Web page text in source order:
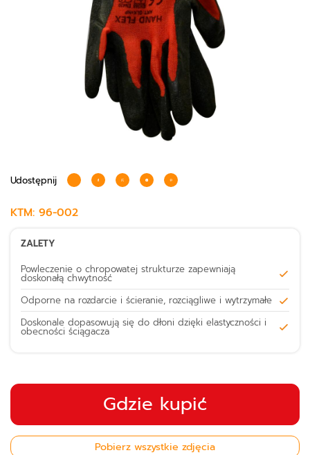
Udostępnij
KTM: 96-002
ZALETY
Powleczenie o chropowatej strukturze zapewniają
doskonałą chwytność
Odporne na rozdarcie i ścieranie, rozciągliwe i wytrzymałe
Doskonale dopasowują się do dłoni dzięki elastyczności i
obecności ściągacza
Gdzie kupić
Pobierz wszystkie zdjęcia